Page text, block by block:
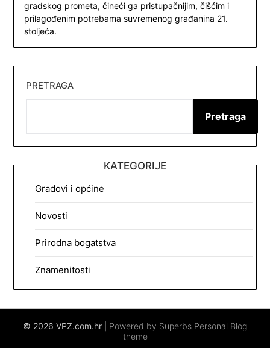
gradskog prometa, čineći ga pristupačnijim, čišćim i
prilagođenim potrebama suvremenog građanina 21.
stoljeća.
PRETRAGA
Pretraga
KATEGORIJE
Gradovi i općine
Novosti
Prirodna bogatstva
Znamenitosti
© 2026 VPZ.com.hr | Powered by Superbs Personal Blog
theme